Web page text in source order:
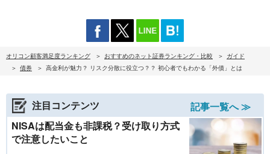
オリコン顧客満足度ランキング おすすめのネット証券ランキング・比較
ガイド
債券
高金利が魅力？ リスク分散に役立つ？？ 初心者でもわかる「外債」とは
注目コンテンツ
記事一覧へ ≫
NISAは配当金も非課税？受け取り方式
で注意したいこと